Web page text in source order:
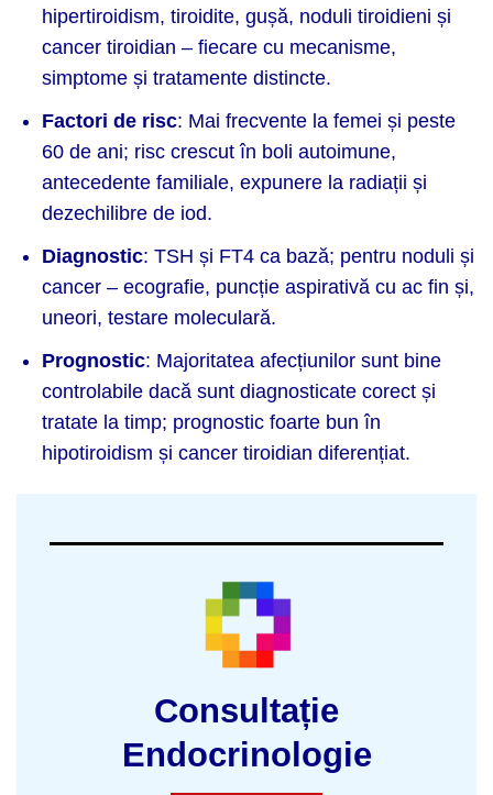
hipertiroidism, tiroidite, gușă, noduli tiroidieni și
cancer tiroidian – fiecare cu mecanisme,
simptome și tratamente distincte.
Factori de risc: Mai frecvente la femei și peste
60 de ani; risc crescut în boli autoimune,
antecedente familiale, expunere la radiații și
dezechilibre de iod.
Diagnostic: TSH și FT4 ca bază; pentru noduli și
cancer – ecografie, puncție aspirativă cu ac fin și,
uneori, testare moleculară.
Prognostic: Majoritatea afecțiunilor sunt bine
controlabile dacă sunt diagnosticate corect și
tratate la timp; prognostic foarte bun în
hipotiroidism și cancer tiroidian diferențiat.
Consultație
Endocrinologie